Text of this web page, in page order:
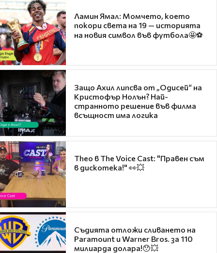
Ламин Ямал: Момчето, което
покори света на 19 — историята
на новия символ във футбола🤩⚽
Защо Ахил липсва от „Одисей“ на
Кристофър Нолън? Най-
странното решение във филма
всъщност има логика
Theo в The Voice Cast: "Правен съм
в дискотека!" 👀💥
Съдията отложи сливането на
Paramount и Warner Bros. за 110
милиарда долара!😯💥